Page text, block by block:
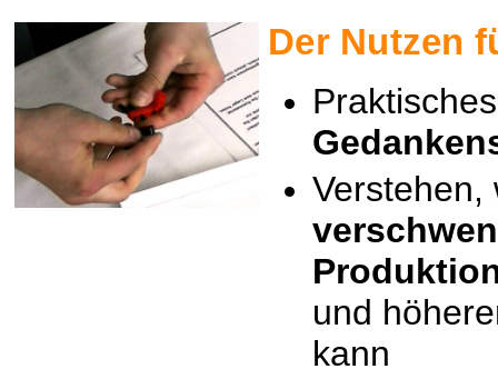
Der Nutzen
Praktisches
Verstehen,
und
kann